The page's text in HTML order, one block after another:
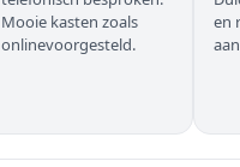
Mooie kasten zoals
onlinevoorgesteld.
en